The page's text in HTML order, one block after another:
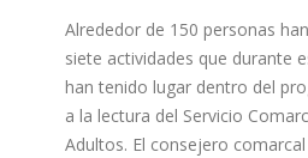
Alrededor de 150 personas
siete actividades que durante
han tenido lugar dentro del
a la lectura del Servicio
Adultos. El consejero comarcal